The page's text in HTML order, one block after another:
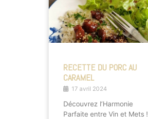
RECETTE DU PORC AU
CARAMEL
17 avril 2024
Découvrez l’Harmonie
Parfaite entre Vin et Mets !